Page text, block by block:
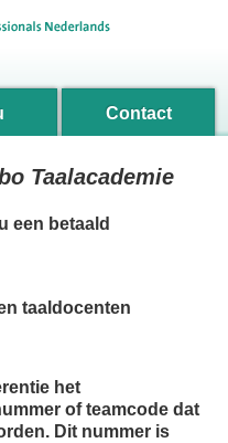
Contact
Taalacademie
een betaald
taaldocenten
het
of teamcode dat
Dit nummer is